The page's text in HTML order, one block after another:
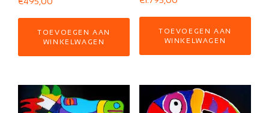
TOEVOEGEN AAN
WINKELWAGEN
TOEVOEGEN AAN
WINKELWAGEN